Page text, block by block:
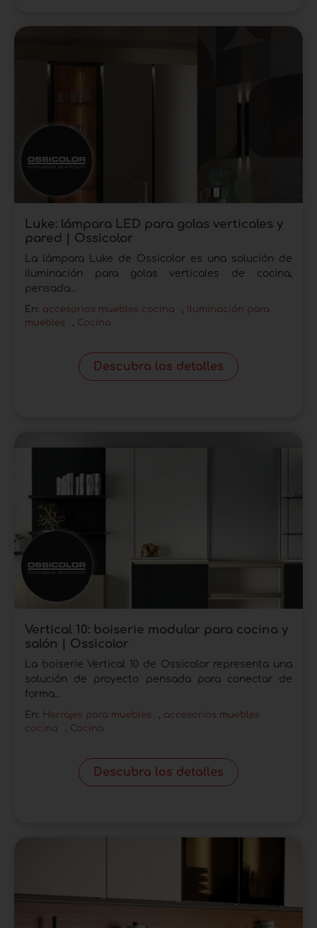
Luke: lámpara LED para golas verticales y
pared | Ossicolor
La lámpara Luke de Ossicolor es una solución de
iluminación para golas verticales de cocina,
pensada...
En: accesorios muebles cocina ,
Iluminación para
muebles
, Cocina
Descubra los detalles
Vertical 10: boiserie modular para cocina y
salón | Ossicolor
La boiserie Vertical 10 de Ossicolor representa una
solución de proyecto pensada para conectar de
forma...
En: Herrajes para muebles , accesorios muebles
cocina
, Cocina
Descubra los detalles